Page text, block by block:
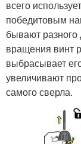
всего
победитовым
бывают
вращения винт
выбрасывает
увеличивают
самого сверла.